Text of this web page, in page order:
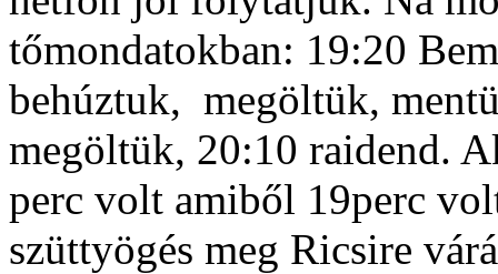
tőmondatokban: 19:20
behúztuk, megöltük,
megöltük, 20:10 raidend.
perc volt amiből 19perc
szüttyögés meg Ricsire